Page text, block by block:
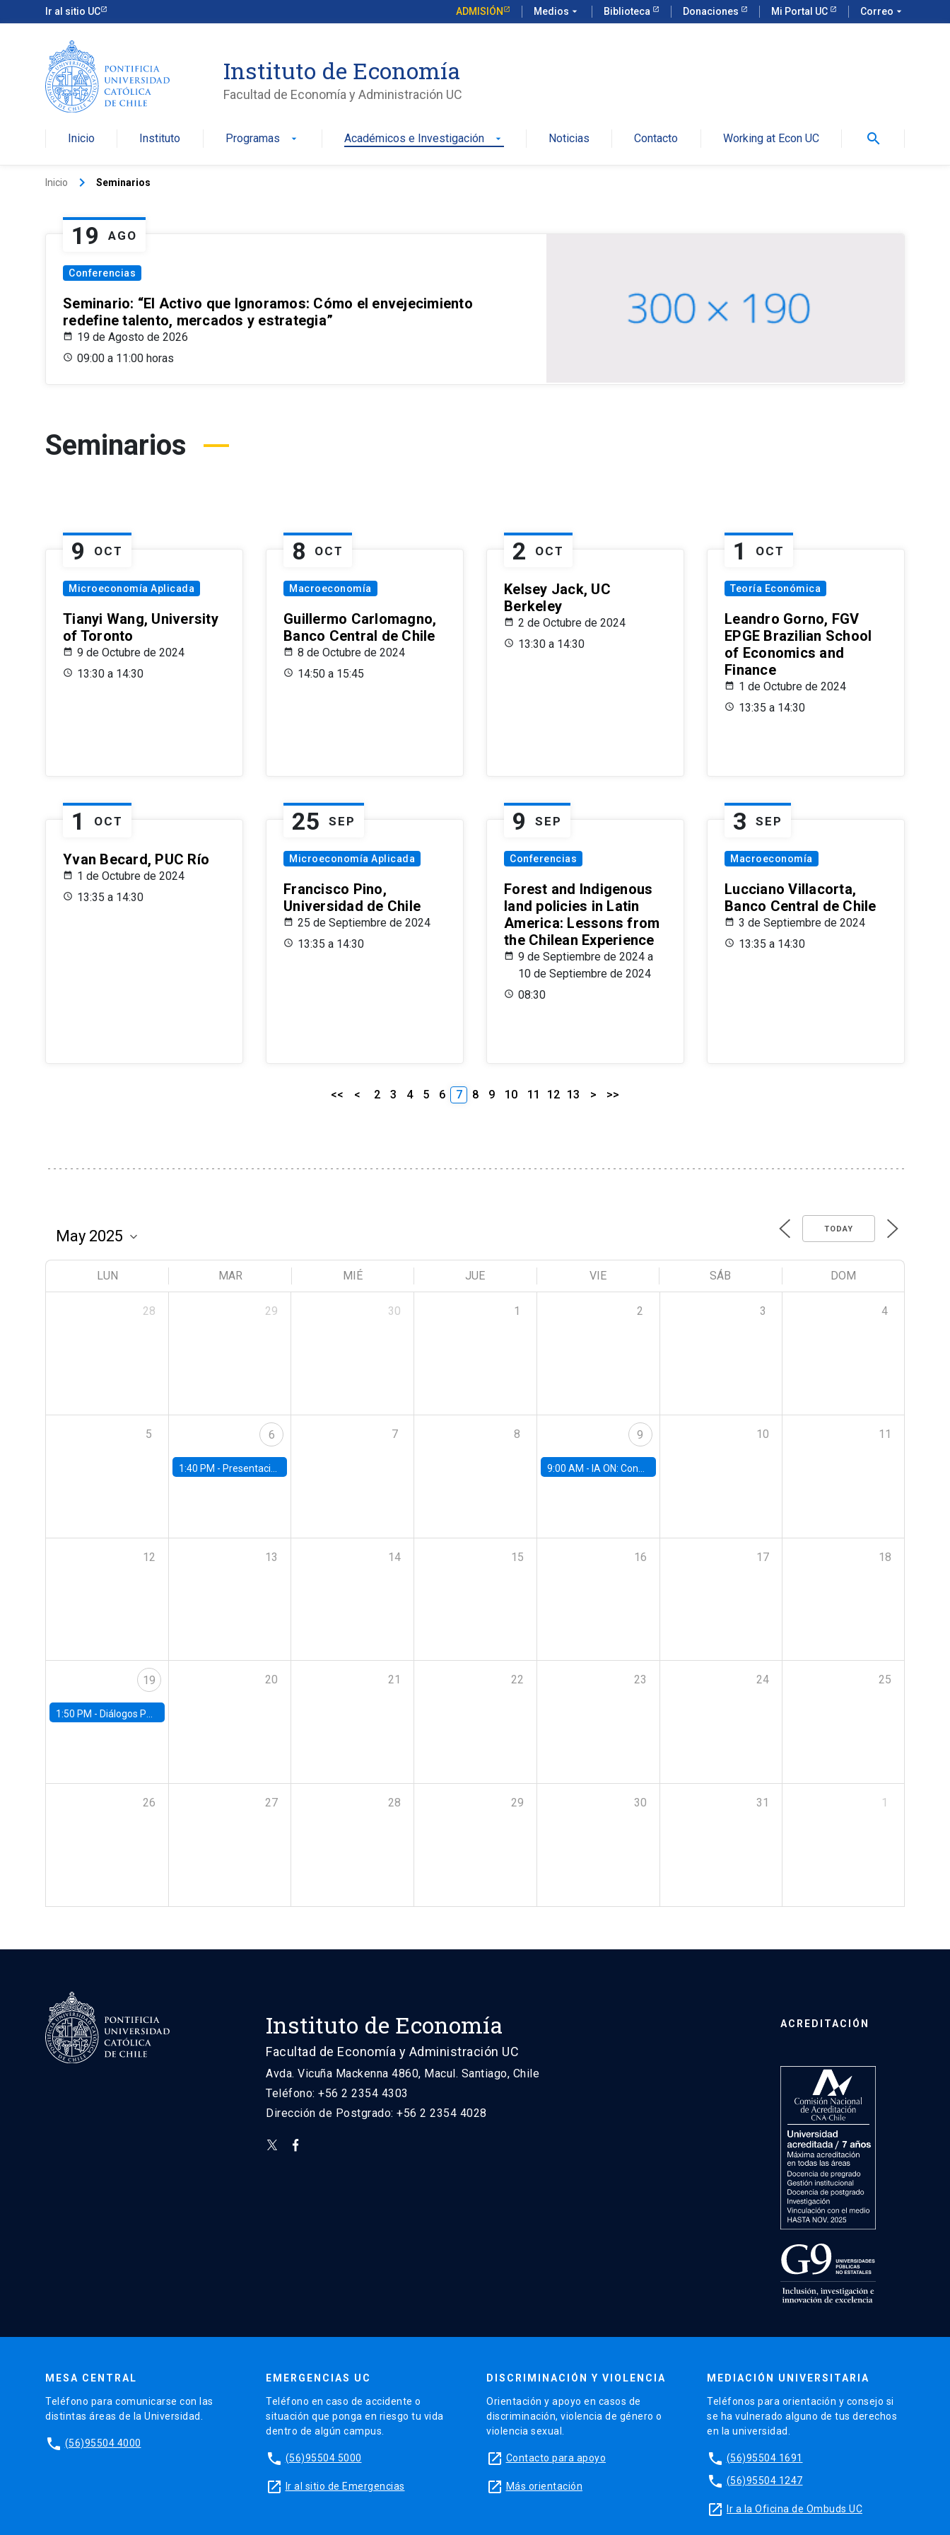
Ir al sitio UC ADMISIÓN Medios arrow_drop_down Biblioteca Donaciones Mi Portal UC Correo arrow_drop_down
Instituto de Economía
Facultad de Economía y Administración UC
Inicio Instituto Programas arrow_drop_down Académicos e Investigación arrow_drop_down Noticias Contacto Working at Econ UC search
Inicio keyboard_arrow_right Seminarios
19 AGO
Conferencias
Seminario: “El Activo que Ignoramos: Cómo el envejecimiento
redefine talento, mercados y estrategia”
19 de Agosto de 2026
09:00 a 11:00 horas
Seminarios
9 OCT
Microeconomía Aplicada
Tianyi Wang, University
of Toronto
9 de Octubre de 2024
13:30 a 14:30
8 OCT
Macroeconomía
Guillermo Carlomagno,
Banco Central de Chile
8 de Octubre de 2024
14:50 a 15:45
2 OCT
Kelsey Jack, UC
Berkeley
2 de Octubre de 2024
13:30 a 14:30
1 OCT
Teoría Económica
Leandro Gorno, FGV
EPGE Brazilian School
of Economics and
Finance
1 de Octubre de 2024
13:35 a 14:30
1 OCT
Yvan Becard, PUC Río
1 de Octubre de 2024
13:35 a 14:30
25 SEP
Microeconomía Aplicada
Francisco Pino,
Universidad de Chile
25 de Septiembre de 2024
13:35 a 14:30
9 SEP
Conferencias
Forest and Indigenous
land policies in Latin
America: Lessons from
the Chilean Experience
9 de Septiembre de 2024 a
10 de Septiembre de 2024
08:30
3 SEP
Macroeconomía
Lucciano Villacorta,
Banco Central de Chile
3 de Septiembre de 2024
13:35 a 14:30
<< < 2 3 4 5 6 7 8 9 10 11 12 13 > >>
TODAY
LUN MAR MIÉ JUE VIE SÁB DOM
28 29 30 1 2 3 4
5 6
1:40 PM - Presentación capítulos del World Economic Outlook del Fondo Monetario Internacional (FMI)
7 8 9
9:00 AM - IA ON: Conocimiento y Negocios en Modo Futuro.
10 11
12 13 14 15 16 17 18
19
1:50 PM - Diálogos Públicos EG+ FACEA | Con Rodrigo Valdés
20 21 22 23 24 25
26 27 28 29 30 31 1
Instituto de Economía
Facultad de Economía y Administración UC
Avda. Vicuña Mackenna 4860, Macul. Santiago, Chile
Teléfono: +56 2 2354 4303
Dirección de Postgrado: +56 2 2354 4028
ACREDITACIÓN
MESA CENTRAL
Teléfono para comunicarse con las
distintas áreas de la Universidad.
phone (56)95504 4000
EMERGENCIAS UC
Teléfono en caso de accidente o
situación que ponga en riesgo tu vida
dentro de algún campus.
phone (56)95504 5000
launch Ir al sitio de Emergencias
DISCRIMINACIÓN Y VIOLENCIA
Orientación y apoyo en casos de
discriminación, violencia de género o
violencia sexual.
launch Contacto para apoyo
launch Más orientación
MEDIACIÓN UNIVERSITARIA
Teléfonos para orientación y consejo si
se ha vulnerado alguno de tus derechos
en la universidad.
phone (56)95504 1691
phone (56)95504 1247
launch Ir a la Oficina de Ombuds UC